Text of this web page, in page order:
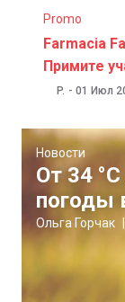
Promo
Farmacia
Примите
P. - 01 Июл
Новости
От 34
погоды
Ольга Горчак